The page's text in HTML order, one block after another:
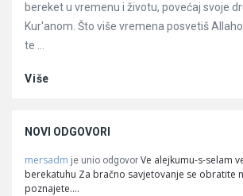
bereket u vremenu i životu, povećaj svoje
Kur'anom. Što više vremena posvetiš
te ...
Više
NOVI ODGOVORI
mersadm je unio odgovor Ve alejkumu-s-selam
berekatuhu Za bračno savjetovanje se obratite
poznajete.…